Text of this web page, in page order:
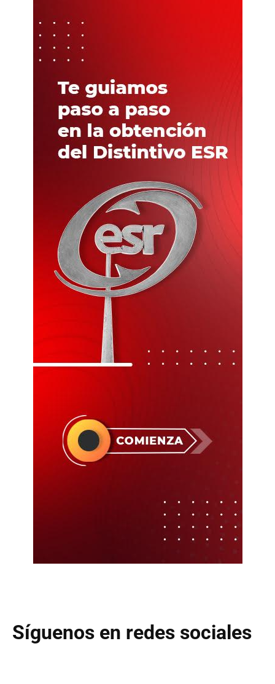
Síguenos en redes sociales